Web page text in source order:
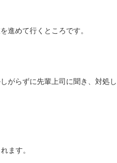
進めて行くところです。
がらずに先輩上司に聞き、対処し
ます。